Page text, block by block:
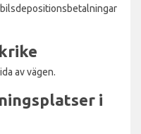
av vägen.
i